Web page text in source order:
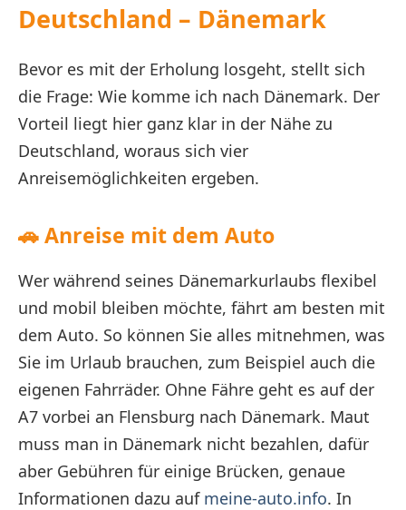
Deutschland – Dänemark
Bevor es mit der Erholung losgeht, stellt sich
die Frage: Wie komme ich nach Dänemark. Der
Vorteil liegt hier ganz klar in der Nähe zu
Deutschland, woraus sich vier
Anreisemöglichkeiten ergeben.
🚗Anreise mit dem Auto
Wer während seines Dänemarkurlaubs flexibel
und mobil bleiben möchte, fährt am besten mit
dem Auto. So können Sie alles mitnehmen, was
Sie im Urlaub brauchen, zum Beispiel auch die
eigenen Fahrräder. Ohne Fähre geht es auf der
A7 vorbei an Flensburg nach Dänemark. Maut
muss man in Dänemark nicht bezahlen, dafür
aber Gebühren für einige Brücken, genaue
Informationen dazu auf meine-auto.info. In